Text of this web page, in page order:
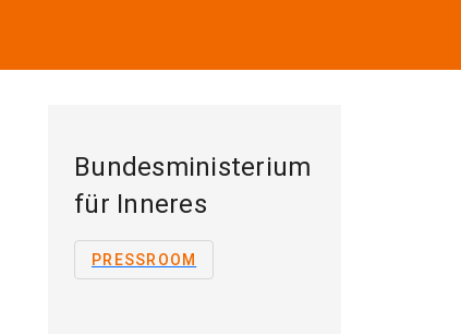
Bundesministerium
für Inneres
PRESSROOM